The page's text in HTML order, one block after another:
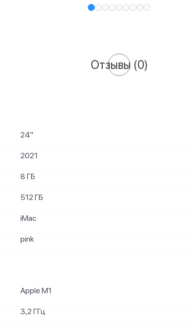
Отзывы (0)
24"
2021
8 ГБ
512 ГБ
iMac
pink
Apple M1
3,2 ГГц